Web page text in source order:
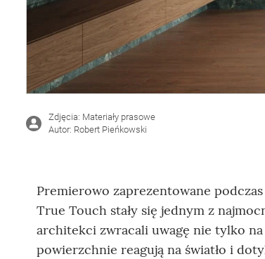
Zdjęcia: Materiały prasowe
Autor: Robert Pieńkowski
Premierowo zaprezentowane
True Touch stały się jednym z
architekci zwracali uwagę nie tylko
powierzchnie reagują na światło i